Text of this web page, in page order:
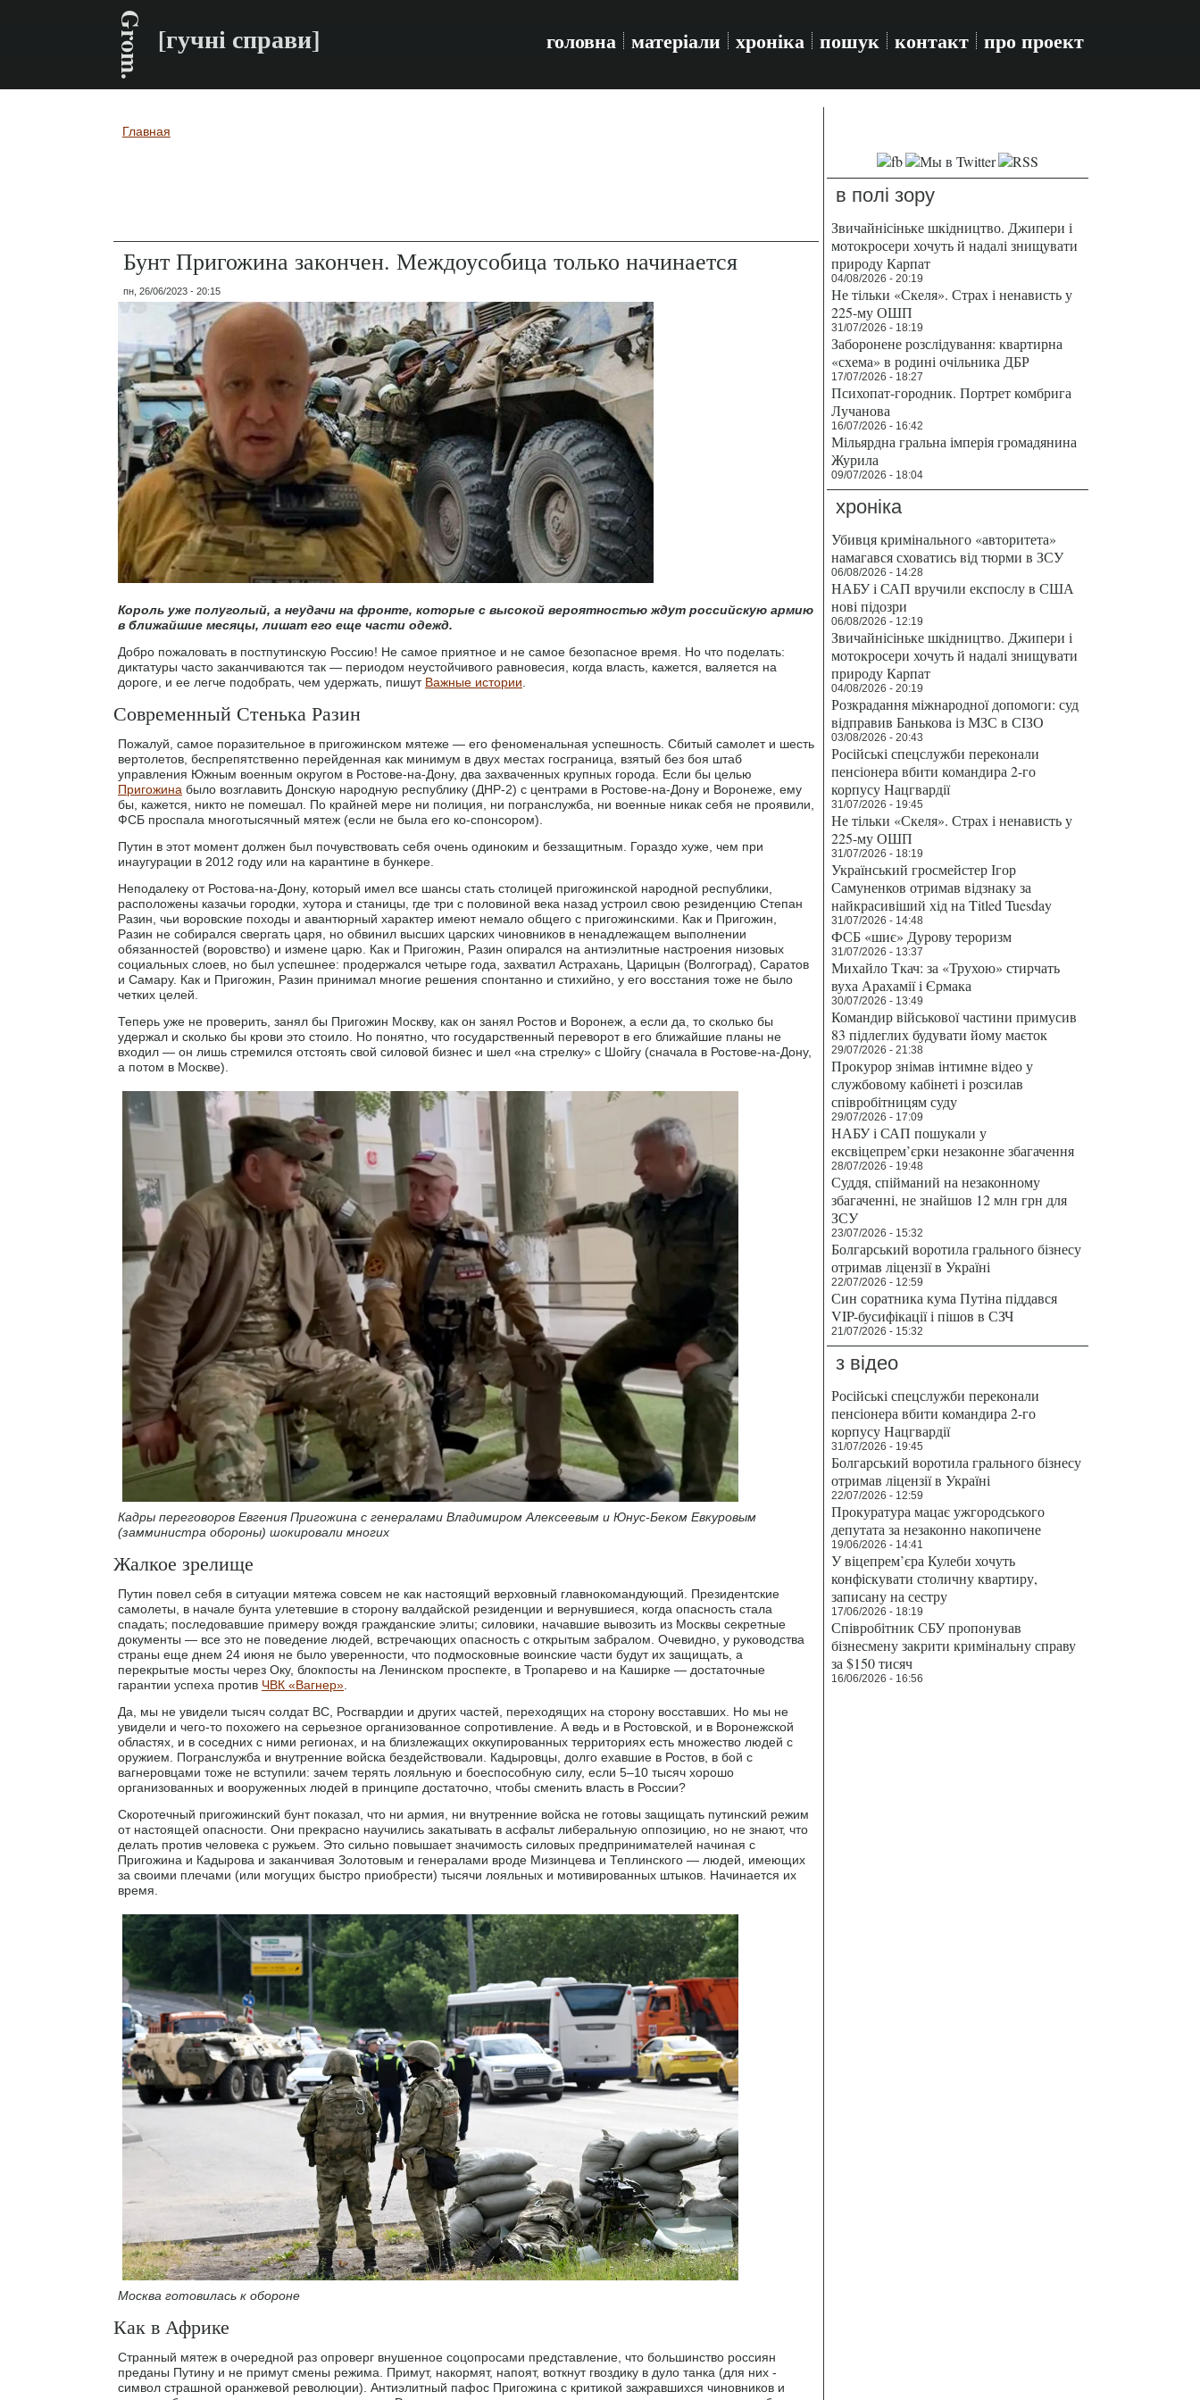
Grom. [гучні справи] головна матеріали хроніка пошук контакт про проект
Вы здесь
Главная
Бунт Пригожина закончен. Междоусобица только начинается
пн, 26/06/2023 - 20:15
Король уже полуголый, а неудачи на фронте, которые с высокой вероятностью ждут российскую армию
в ближайшие месяцы, лишат его еще части одежд.
Добро пожаловать в постпутинскую Россию! Не самое приятное и не самое безопасное время. Но что поделать:
диктатуры часто заканчиваются так — периодом неустойчивого равновесия, когда власть, кажется, валяется на
дороге, и ее легче подобрать, чем удержать, пишут Важные истории
Современный Стенька Разин
Пожалуй, самое поразительное в пригожинском мятеже — его феноменальная успешность. Сбитый самолет и шесть
вертолетов, беспрепятственно перейденная как минимум в двух местах госграница, взятый без боя штаб
управления Южным военным округом в Ростове-на-Дону, два захваченных крупных города. Если бы целью
Пригожина было возглавить Донскую народную республику (ДНР-2) с центрами в Ростове-на-Дону и Воронеже, ему
бы, кажется, никто не помешал. По крайней мере ни полиция, ни погранслужба, ни военные никак себя не проявили,
ФСБ проспала многотысячный мятеж (если не была его ко-спонсором).
Путин в этот момент должен был почувствовать себя очень одиноким и беззащитным. Гораздо хуже, чем при
инаугурации в 2012 году или на карантине в бункере.
Неподалеку от Ростова-на-Дону, который имел все шансы стать столицей пригожинской народной республики,
расположены казачьи городки, хутора и станицы, где три с половиной века назад устроил свою резиденцию Степан
Разин, чьи воровские походы и авантюрный характер имеют немало общего с пригожинскими. Как и Пригожин,
Разин не собирался свергать царя, но обвинил высших царских чиновников в ненадлежащем выполнении
обязанностей (воровство) и измене царю. Как и Пригожин, Разин опирался на антиэлитные настроения низовых
социальных слоев, но был успешнее: продержался четыре года, захватил Астрахань, Царицын (Волгоград), Саратов
и Самару. Как и Пригожин, Разин принимал многие решения спонтанно и стихийно, у его восстания тоже не было
четких целей.
Теперь уже не проверить, занял бы Пригожин Москву, как он занял Ростов и Воронеж, а если да, то сколько бы
удержал и сколько бы крови это стоило. Но понятно, что государственный переворот в его ближайшие планы не
входил — он лишь стремился отстоять свой силовой бизнес и шел «на стрелку» с Шойгу (сначала в Ростове-на-Дону,
а потом в Москве).
Кадры переговоров Евгения Пригожина с генералами Владимиром Алексеевым и Юнус-Беком Евкуровым
(замминистра обороны) шокировали многих
Жалкое зрелище
Путин повел себя в ситуации мятежа совсем не как настоящий верховный главнокомандующий. Президентские
самолеты, в начале бунта улетевшие в сторону валдайской резиденции и вернувшиеся, когда опасность стала
спадать; последовавшие примеру вождя гражданские элиты; силовики, начавшие вывозить из Москвы секретные
документы — все это не поведение людей, встречающих опасность с открытым забралом. Очевидно, у руководства
страны еще днем 24 июня не было уверенности, что подмосковные воинские части будут их защищать, а
перекрытые мосты через Оку, блокпосты на Ленинском проспекте, в Тропарево и на Каширке — достаточные
гарантии успеха против ЧВК «Вагнер»
Да, мы не увидели тысяч солдат ВС, Росгвардии и других частей, переходящих на сторону восставших. Но мы не
увидели и чего-то похожего на серьезное организованное сопротивление. А ведь и в Ростовской, и в Воронежской
областях, и в соседних с ними регионах, и на близлежащих оккупированных территориях есть множество людей с
оружием. Погранслужба и внутренние войска бездействовали. Кадыровцы, долго ехавшие в Ростов, в бой с
вагнеровцами тоже не вступили: зачем терять лояльную и боеспособную силу, если 5–10 тысяч хорошо
организованных и вооруженных людей в принципе достаточно, чтобы сменить власть в России?
Скоротечный пригожинский бунт показал, что ни армия, ни внутренние войска не готовы защищать путинский режим
от настоящей опасности. Они прекрасно научились закатывать в асфальт либеральную оппозицию, но не знают, что
делать против человека с ружьем. Это сильно повышает значимость силовых предпринимателей начиная с
Пригожина и Кадырова и заканчивая Золотовым и генералами вроде Мизинцева и Теплинского — людей, имеющих
за своими плечами (или могущих быстро приобрести) тысячи лояльных и мотивированных штыков. Начинается их
время.
Москва готовилась к обороне
Как в Африке
Странный мятеж в очередной раз опроверг внушенное соцопросами представление, что большинство россиян
преданы Путину и не примут смены режима. Примут, накормят, напоят, воткнут гвоздику в дуло танка (для них -
символ страшной оранжевой революции). Антиэлитный пафос Пригожина с критикой зажравшихся чиновников и
в полі зору
Звичайнісіньке шкідництво. Джипери і
мотокросери хочуть й надалі знищувати
природу Карпат
04/08/2026 - 20:19
Не тільки «Скеля». Страх і ненависть у
225-му ОШП
31/07/2026 - 18:19
Заборонене розслідування: квартирна
«схема» в родині очільника ДБР
17/07/2026 - 18:27
Психопат-городник. Портрет комбрига
Лучанова
16/07/2026 - 16:42
Мільярдна гральна імперія громадянина
Журила
09/07/2026 - 18:04
хроніка
Убивця кримінального «авторитета»
намагався сховатись від тюрми в ЗСУ
06/08/2026 - 14:28
НАБУ і САП вручили експослу в США
нові підозри
06/08/2026 - 12:19
Звичайнісіньке шкідництво. Джипери і
мотокросери хочуть й надалі знищувати
природу Карпат
04/08/2026 - 20:19
Розкрадання міжнародної допомоги: суд
відправив Банькова із МЗС в СІЗО
03/08/2026 - 20:43
Російські спецслужби переконали
пенсіонера вбити командира 2-го
корпусу Нацгвардії
31/07/2026 - 19:45
Не тільки «Скеля». Страх і ненависть у
225-му ОШП
31/07/2026 - 18:19
Український гросмейстер Ігор
Самуненков отримав відзнаку за
найкрасивіший хід на Titled Tuesday
31/07/2026 - 14:48
ФСБ «шиє» Дурову тероризм
31/07/2026 - 13:37
Михайло Ткач: за «Трухою» стирчать
вуха Арахамії і Єрмака
30/07/2026 - 13:49
Командир військової частини примусив
83 підлеглих будувати йому маєток
29/07/2026 - 21:38
Прокурор знімав інтимне відео у
службовому кабінеті і розсилав
співробітницям суду
29/07/2026 - 17:09
НАБУ і САП пошукали у
ексвіцепрем’єрки незаконне збагачення
28/07/2026 - 19:48
Суддя, спійманий на незаконному
збагаченні, не знайшов 12 млн грн для
ЗСУ
23/07/2026 - 15:32
Болгарський воротила грального бізнесу
отримав ліцензії в Україні
22/07/2026 - 12:59
Син соратника кума Путіна піддався
VIP-бусифікації і пішов в СЗЧ
21/07/2026 - 15:32
з відео
Російські спецслужби переконали
пенсіонера вбити командира 2-го
корпусу Нацгвардії
31/07/2026 - 19:45
Болгарський воротила грального бізнесу
отримав ліцензії в Україні
22/07/2026 - 12:59
Прокуратура мацає ужгородського
депутата за незаконно накопичене
19/06/2026 - 14:41
У віцепрем’єра Кулеби хочуть
конфіскувати столичну квартиру,
записану на сестру
17/06/2026 - 18:19
Співробітник СБУ пропонував
бізнесмену закрити кримінальну справу
за $150 тисяч
16/06/2026 - 16:56